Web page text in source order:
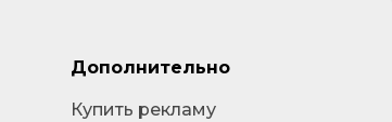
Дополнительно
Купить рекламу